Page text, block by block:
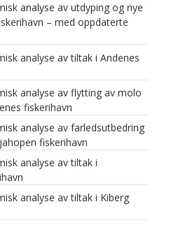
analyse av utdyping og nye
– med oppdaterte
analyse av tiltak i Andenes
analyse av flytting av molo
fiskerihavn
analyse av farledsutbedring
fiskerihavn
analyse av tiltak i
analyse av tiltak i Kiberg